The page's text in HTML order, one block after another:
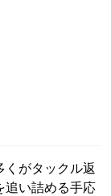
がタックル返
追い詰める手応